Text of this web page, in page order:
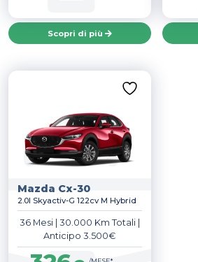
Scopri di più
Mazda Cx-30
2.0l Skyactiv-G 122cv M Hybrid
36 Mesi| 30.000 Km Totali|
Anticipo 3.500€